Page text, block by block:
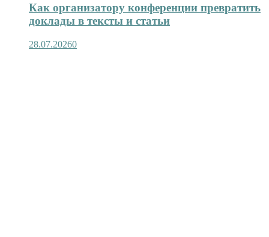
Как организатору конференции превратить
доклады в тексты и статьи
28.07.20260